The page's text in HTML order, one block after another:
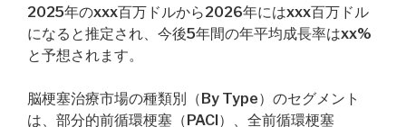
2025年のxxx百万ドルから2026年にはxxx百万ドル
になると推定され、今後5年間の年平均成長率はxx%
と予想されます。
脳梗塞治療市場の種類別（By Type）のセグメント
は、部分的前循環梗塞（PACI）、全前循環梗塞